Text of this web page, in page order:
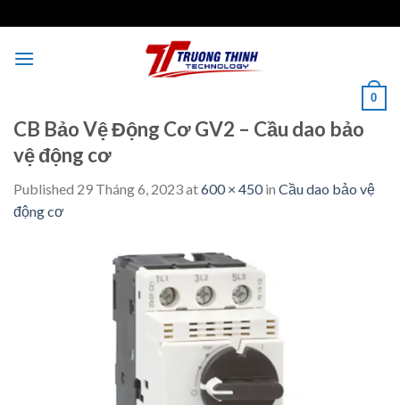
to
content
0
CB Bảo Vệ Động Cơ GV2 – Cầu dao bảo
vệ động cơ
Published 29 Tháng 6, 2023at600 × 450in Cầu dao bảo vệ
động cơ